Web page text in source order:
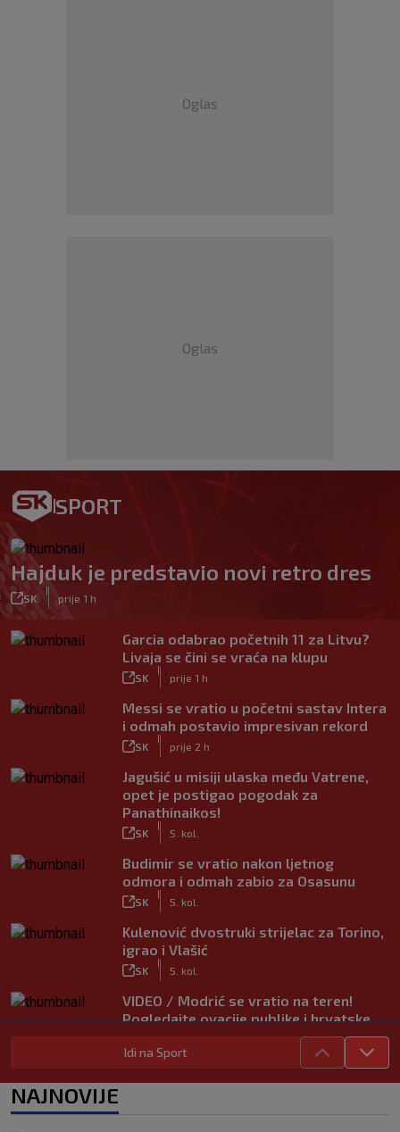
Oglas
Oglas
SPORT
Hajduk je predstavio novi retro dres
SK prije 1 h
Garcia odabrao početnih 11 za Litvu?
Livaja se čini se vraća na klupu
SK prije 1 h
Messi se vratio u početni sastav Intera
i odmah postavio impresivan rekord
SK prije 2 h
Jagušić u misiji ulaska među Vatrene,
opet je postigao pogodak za
Panathinaikos!
SK 5. kol.
Budimir se vratio nakon ljetnog
odmora i odmah zabio za Osasunu
SK 5. kol.
Kulenović dvostruki strijelac za Torino,
igrao i Vlašić
SK 5. kol.
VIDEO / Modrić se vratio na teren!
Pogledajte ovacije publike i hrvatske
SK
|
5. kol.
Tinejdžer iz Zimbabvea srušio bivšeg
Idi na Sport
NAJNOVIJE